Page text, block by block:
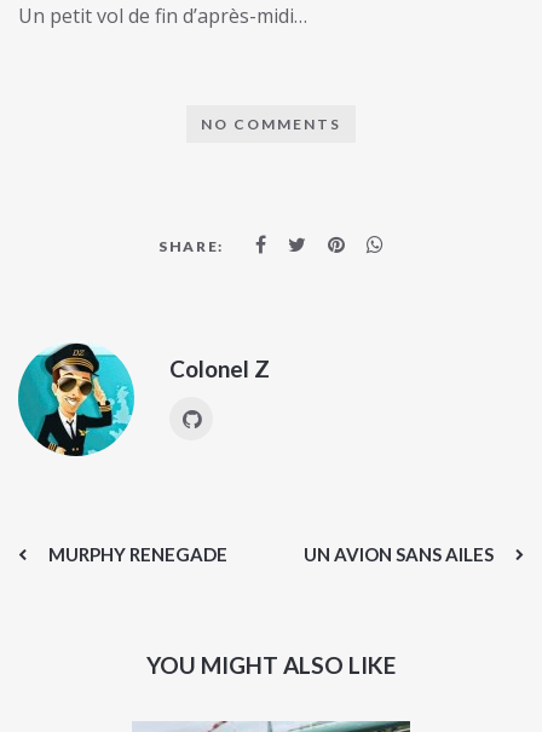
Un petit vol de fin d’après-midi…
NO COMMENTS
SHARE:
Colonel Z
MURPHY RENEGADE UN AVION SANS AILES
YOU MIGHT ALSO LIKE